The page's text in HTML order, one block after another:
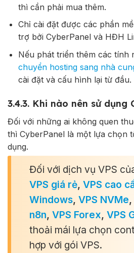
thì cần phải mua thêm.
Chỉ cài đặt được các phần
trợ bởi CyberPanel và HĐH
Nếu phát triển thêm các tính
chuyển hosting sang nhà
cài đặt và cấu hình lại từ đầu.
3.4.3. Khi nào nên sử dụng
Đối với những ai không quen
thì CyberPanel là một lựa chọn
dụng.
Đối với dịch vụ VPS
VPS giá rẻ, VPS cao
Windows, VPS NVMe,
n8n, VPS Forex, VPS
thoải mái lựa chọn
hợp với gói VPS.